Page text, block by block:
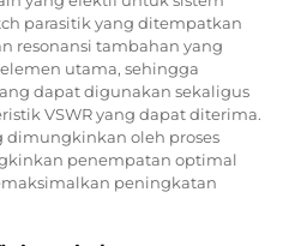
parasitik yang ditempatkan
resonansi tambahan yang
utama, sehingga
dapat digunakan sekaligus
VSWR yang dapat diterima.
dimungkinkan oleh proses
penempatan optimal
peningkatan